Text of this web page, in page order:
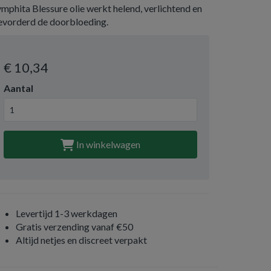
Blessure olie werkt helend, verlichtend en
de doorbloeding.
€ 10,34
Aantal
In winkelwagen
Levertijd 1-3 werkdagen
Gratis verzending vanaf €50
Altijd netjes en discreet verpakt